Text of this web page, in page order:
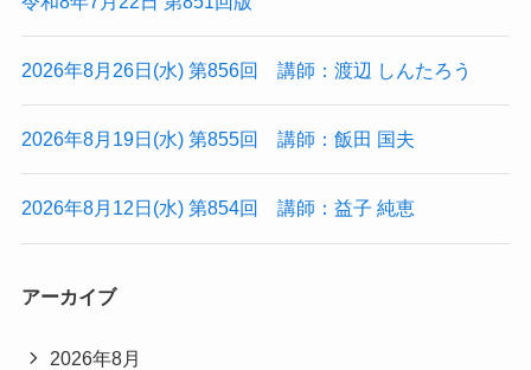
2026年8月26日(水) 第856回 講師：渡辺 しんたろう
2026年8月19日(水) 第855回 講師：飯田 国夫
2026年8月12日(水) 第854回 講師：益子 純恵
アーカイブ
2026年8月